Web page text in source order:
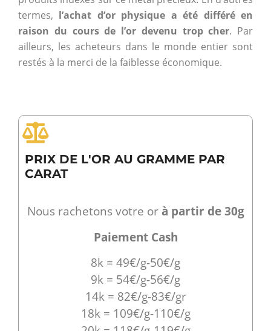
termes, l’achat d’or physique a été différé en
raison du cours de l’or devenu trop cher. Par
ailleurs, les acheteurs dans le monde entier sont
restés à la merci de la faiblesse économique.
PRIX DE L'OR AU GRAMME PAR
CARAT
Nous rachetons votre orà partir de 30g
Paiement Cash
8k = 49€/g-50€/g
9k = 54€/g-56€/g
14k = 82€/g-83€/gr
18k = 109€/g-110€/g